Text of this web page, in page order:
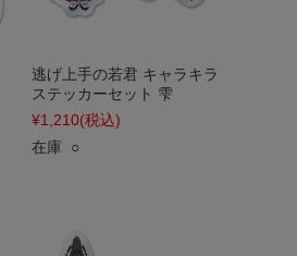
逃げ上手の若君 キャラキラ
ステッカーセット 雫
¥1,210(税込)
在庫 ○